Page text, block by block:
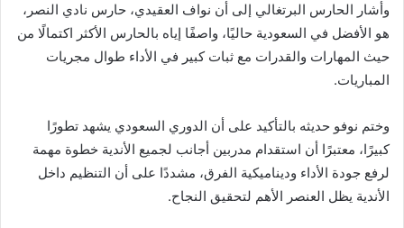
وأشار الحارس البرتغالي إلى أن نواف العقيدي، حارس نادي النصر،
هو الأفضل في السعودية حاليًا، واصفًا إياه بالحارس الأكثر اكتمالًا من
حيث المهارات والقدرات مع ثبات كبير في الأداء طوال مجريات
المباريات.
وختم نوفو حديثه بالتأكيد على أن الدوري السعودي يشهد تطورًا
كبيرًا، معتبرًا أن استقدام مدربين أجانب لجميع الأندية خطوة مهمة
لرفع جودة الأداء وديناميكية الفرق، مشددًا على أن التنظيم داخل
الأندية يظل العنصر الأهم لتحقيق النجاح.